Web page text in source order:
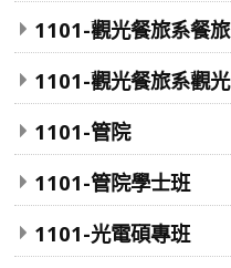
1101-觀光餐旅系餐旅
1101-觀光餐旅系觀光
1101-管院
1101-管院學士班
1101-光電碩專班